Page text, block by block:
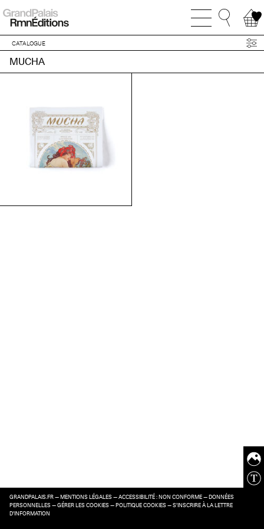
CATALOGUE
MUCHA
GRANDPALAIS.FR — MENTIONS LÉGALES — ACCESSIBILITÉ : NON CONFORME — DONNÉES
PERSONNELLES — GÉRER LES COOKIES — POLITIQUE COOKIES — S’INSCRIRE À LA LETTRE
D’INFORMATION